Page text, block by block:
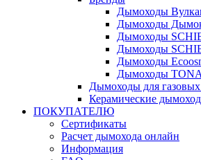
Дымоходы
Дымоходы
Дымоходы
Дымоходы
Дымоходы
Дымоходы TONA
Дымоходы для газовых
Керамические
ПОКУПАТЕЛЮ
Сертификаты
Расчет дымохода онлайн
Информация